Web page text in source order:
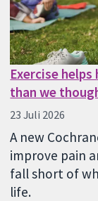
Exercise
than we
23 Juli 2026
A new
improve pain
fall short of
life.